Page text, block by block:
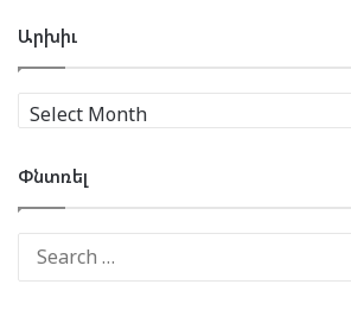
Արխիւ
Արխիւ
Փնտռել